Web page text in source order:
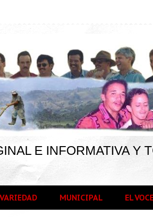
E INFORMATIVA Y
VARIEDAD MUNICIPAL EL